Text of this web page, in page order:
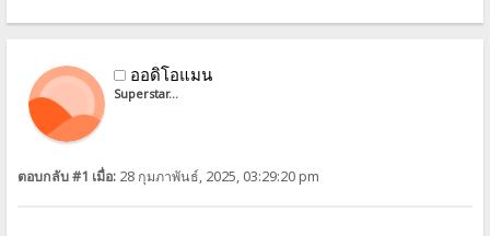
ออดิโอแมน
Superstar...
ตอบกลับ #1 เมื่อ: 28 กุมภาพันธ์, 2025, 03:29:20 pm